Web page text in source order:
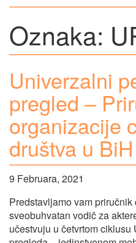
Oznaka:
Univerzalni
pregled –
organizacije
društva u BiH
9 Februara, 2021
Predstavljamo vam
sveobuhvatan vodič za
učestvuju u četvrtom